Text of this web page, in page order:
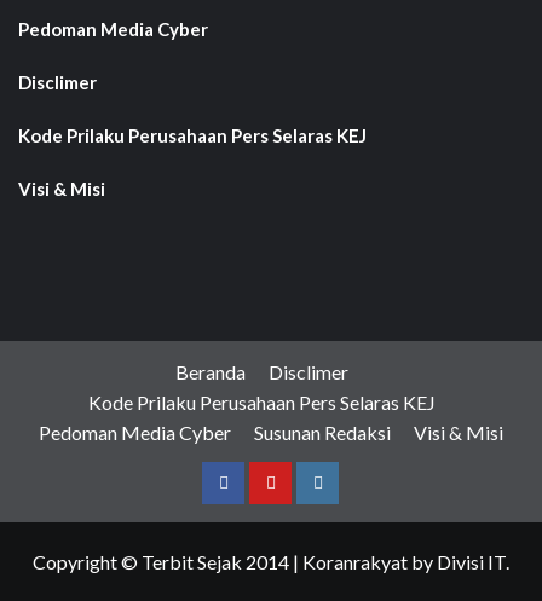
Pedoman Media Cyber
Disclimer
Kode Prilaku Perusahaan Pers Selaras KEJ
Visi & Misi
Beranda
Disclimer
Kode Prilaku Perusahaan Pers Selaras KEJ
Pedoman Media Cyber
Susunan Redaksi Visi & Misi
FacebookYoutubeInstagram
Copyright © Terbit Sejak 2014 | Koranrakyat by Divisi IT.